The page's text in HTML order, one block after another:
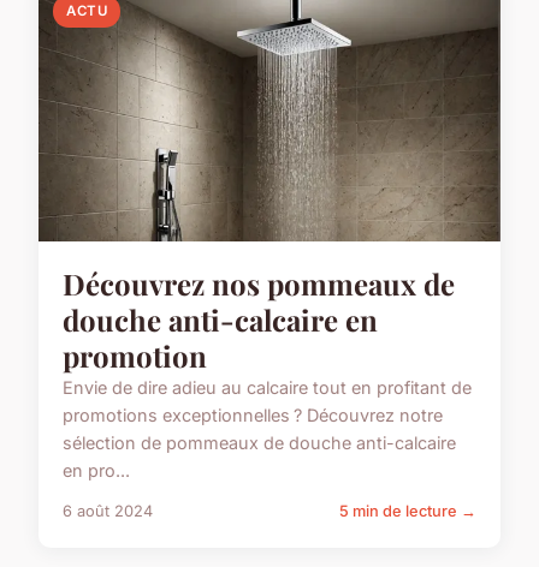
ACTU
Découvrez nos pommeaux de
douche anti-calcaire en
promotion
Envie de dire adieu au calcaire tout en profitant de
promotions exceptionnelles ? Découvrez notre
sélection de pommeaux de douche anti-calcaire
en pro...
6 août 2024 5 min de lecture →